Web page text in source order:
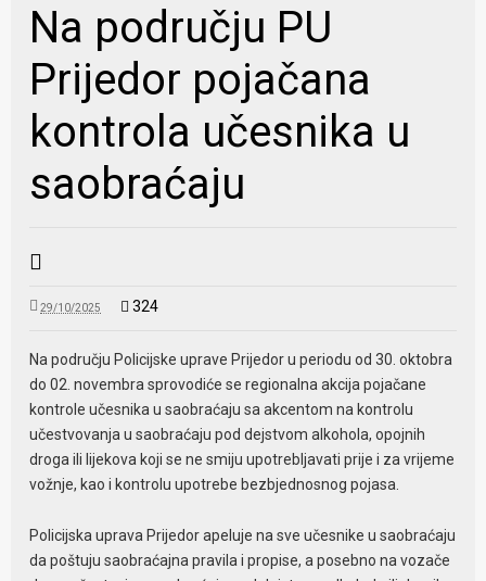
Na području PU
Prijedor pojačana
kontrola učesnika u
saobraćaju
29/10/2025 324
Na području Policijske uprave Prijedor u periodu od 30. oktobra
do 02. novembra sprovodiće se regionalna akcija pojačane
kontrole učesnika u saobraćaju sa akcentom na kontrolu
učestvovanja u saobraćaju pod dejstvom alkohola, opojnih
droga ili lijekova koji se ne smiju upotrebljavati prije i za vrijeme
vožnje, kao i kontrolu upotrebe bezbjednosnog pojasa.
Policijska uprava Prijedor apeluje na sve učesnike u saobraćaju
da poštuju saobraćajna pravila i propise, a posebno na vozače